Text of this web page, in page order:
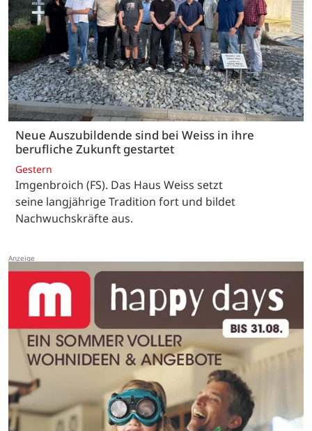
Neue Auszubildende sind bei Weiss in ihre
berufliche Zukunft gestartet
Gestern
Imgenbroich (FS). Das Haus Weiss setzt
seine langjährige Tradition fort und bildet
Nachwuchskräfte aus.